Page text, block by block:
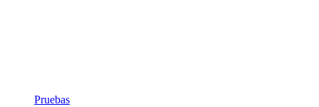
Pruebas